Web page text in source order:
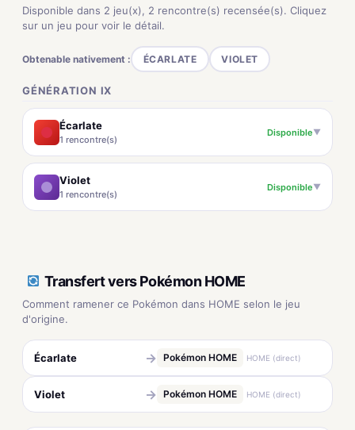
Disponible dans 2 jeu(x), 2 rencontre(s) recensée(s). Cliquez
sur un jeu pour voir le détail.
Obtenable nativement : ÉCARLATE VIOLET
GÉNÉRATION IX
Écarlate
1 rencontre(s)
Disponible▼
Violet
1 rencontre(s)
Disponible▼
Transfert vers Pokémon HOME
Comment ramener ce Pokémon dans HOME selon le jeu
d'origine.
Écarlate → Pokémon HOME HOME (direct)
Violet → Pokémon HOME HOME (direct)